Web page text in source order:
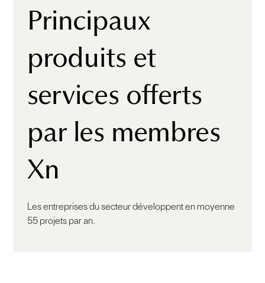
Principaux
produits et
services offerts
par les membres
Xn
Les entreprises du secteur développent en moyenne
55 projets par an.